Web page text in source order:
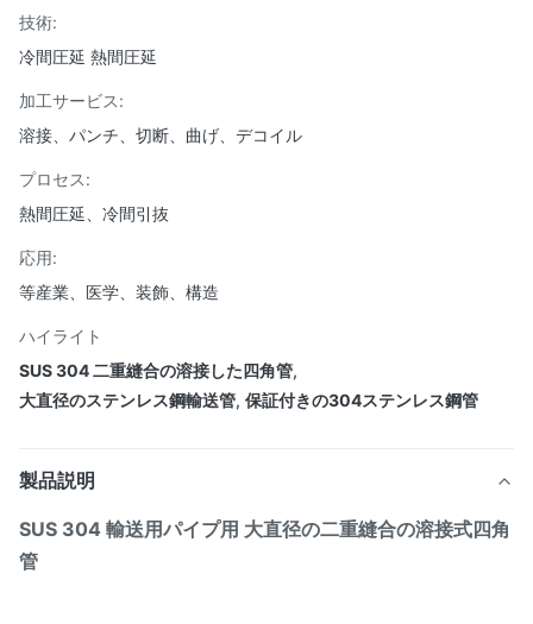
技術:
冷間圧延 熱間圧延
加工サービス:
溶接、パンチ、切断、曲げ、デコイル
プロセス:
熱間圧延、冷間引抜
応用:
等産業、医学、装飾、構造
ハイライト
SUS 304 二重縫合の溶接した四角管,
大直径のステンレス鋼輸送管, 保証付きの304ステンレス鋼管
製品説明
SUS 304 輸送用パイプ用 大直径の二重縫合の溶接式四角
管